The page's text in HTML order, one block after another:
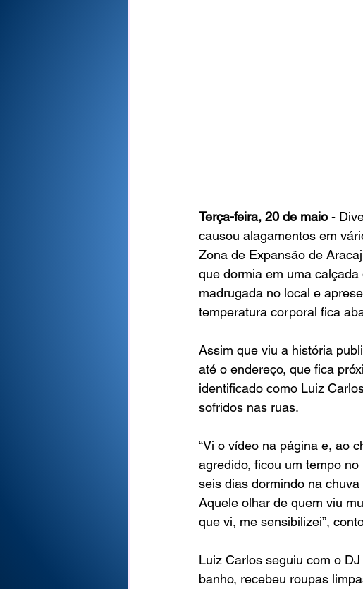
Terça-feira, 20 de maio -
causou alagamentos em
Zona de Expansão de
que dormia em uma
madrugada no local e
temperatura corporal fica
Assim que viu a história
até o endereço, que fica
identificado como Luiz
sofridos nas ruas.
“Vi o vídeo na página e, ao
agredido, ficou um tempo
seis dias dormindo na
Aquele olhar de quem viu
que vi, me sensibilizei”,
Luiz Carlos seguiu com o
banho, recebeu roupas